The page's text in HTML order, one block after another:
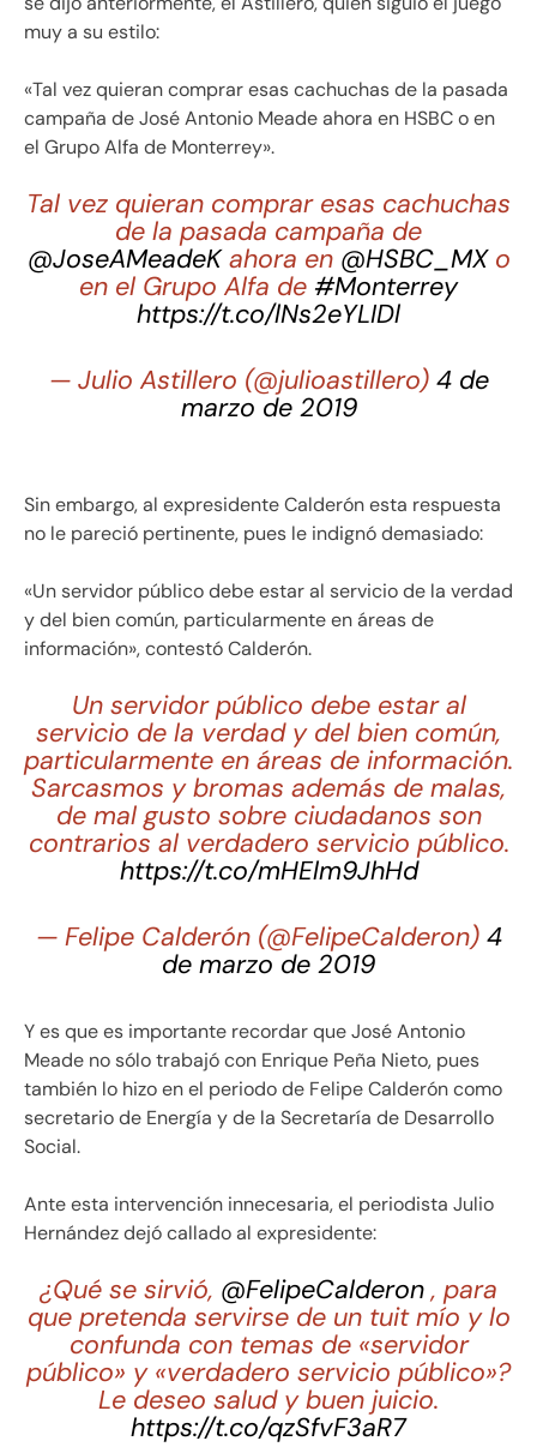
muy a su estilo:
«Tal vez quieran comprar esas cachuchas de la pasada
campaña de José Antonio Meade ahora en HSBC o en
el Grupo Alfa de Monterrey».
Tal vez quieran comprar esas cachuchas
de la pasada campaña de
@JoseAMeadeKahora en @HSBC_MXo
en el Grupo Alfa de #Monterrey
https://t.co/lNs2eYLIDl
— Julio Astillero (@julioastillero) 4 de
marzo de 2019
Sin embargo, al expresidente Calderón esta respuesta
no le pareció pertinente, pues le indignó demasiado:
«Un servidor público debe estar al servicio de la verdad
y del bien común, particularmente en áreas de
información», contestó Calderón.
Un servidor público debe estar al
servicio de la verdad y del bien común,
particularmente en áreas de información.
Sarcasmos y bromas además de malas,
de mal gusto sobre ciudadanos son
contrarios al verdadero servicio público.
https://t.co/mHElm9JhHd
— Felipe Calderón (@FelipeCalderon) 4
de marzo de 2019
Y es que es importante recordar que José Antonio
Meade no sólo trabajó con Enrique Peña Nieto, pues
también lo hizo en el periodo de Felipe Calderón como
secretario de Energía y de la Secretaría de Desarrollo
Social.
Ante esta intervención innecesaria, el periodista Julio
Hernández dejó callado al expresidente:
¿Qué se sirvió, @FelipeCalderon, para
que pretenda servirse de un tuit mío y lo
confunda con temas de «servidor
público» y «verdadero servicio público»?
Le deseo salud y buen juicio.
https://t.co/qzSfvF3aR7